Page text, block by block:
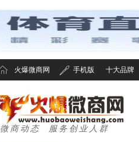
火爆微商网 手机版 十大品牌
微商动态 服务创业人群